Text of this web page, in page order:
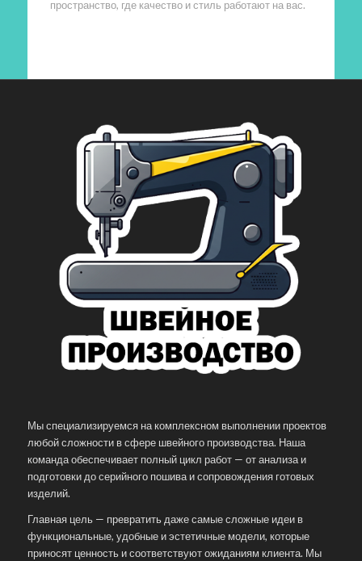
пространство, где качество и стиль работают на вас.
Мы специализируемся на комплексном выполнении проектов
любой сложности в сфере швейного производства. Наша
команда обеспечивает полный цикл работ — от анализа и
подготовки до серийного пошива и сопровождения готовых
изделий.
Главная цель — превратить даже самые сложные идеи в
функциональные, удобные и эстетичные модели, которые
приносят ценность и соответствуют ожиданиям клиента. Мы